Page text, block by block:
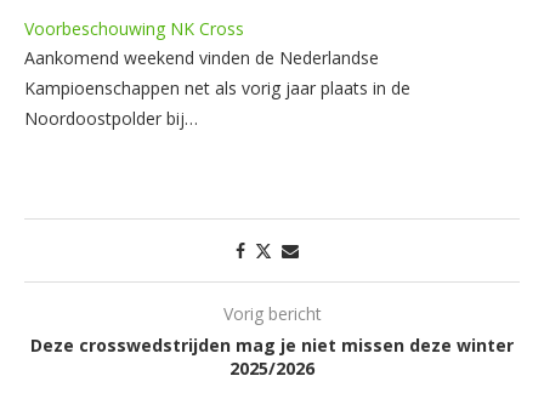
Voorbeschouwing NK Cross
Aankomend weekend vinden de Nederlandse
Kampioenschappen net als vorig jaar plaats in de
Noordoostpolder bij…
Vorig bericht
Deze crosswedstrijden mag je niet missen deze winter
2025/2026